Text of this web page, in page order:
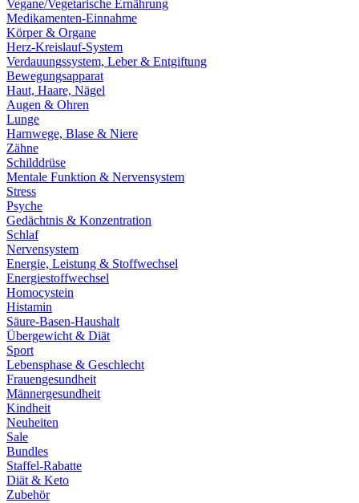
Vegane/Vegetarische Ernährung
Medikamenten-Einnahme
Körper & Organe
Herz-Kreislauf-System
Verdauungssystem, Leber & Entgiftung
Bewegungsapparat
Haut, Haare, Nägel
Augen & Ohren
Lunge
Harnwege, Blase & Niere
Zähne
Schilddrüse
Mentale Funktion & Nervensystem
Stress
Psyche
Gedächtnis & Konzentration
Schlaf
Nervensystem
Energie, Leistung & Stoffwechsel
Energiestoffwechsel
Homocystein
Histamin
Säure-Basen-Haushalt
Übergewicht & Diät
Sport
Lebensphase & Geschlecht
Frauengesundheit
Männergesundheit
Kindheit
Neuheiten
Sale
Bundles
Staffel-Rabatte
Diät & Keto
Zubehör